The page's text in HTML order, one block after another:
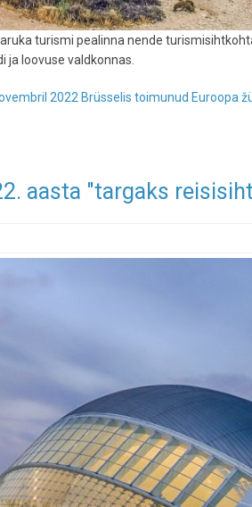
turismi pealinna nende
loovuse valdkonnas.
2022 Brüsselis toimunud Euroopa
aasta "targaks